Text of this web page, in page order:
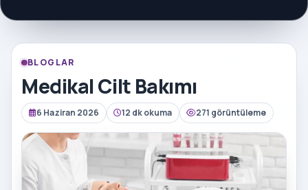
BLOGLAR
Medikal Cilt Bakımı
6 Haziran 2026 12 dk okuma 271 görüntüleme